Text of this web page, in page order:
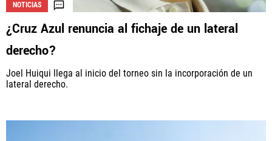
NOTICIAS
¿Cruz Azul renuncia al fichaje de un lateral
derecho?
Joel Huiqui llega al inicio del torneo sin la incorporación de un
lateral derecho.